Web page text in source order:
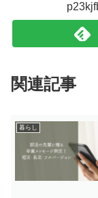
関連記事
暮らし